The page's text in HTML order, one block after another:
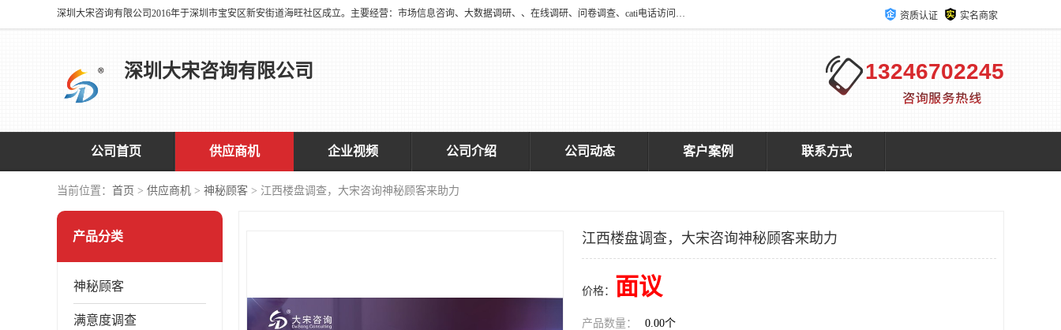
深圳大宋咨询有限公司2016年于深圳市宝安区新安街道海旺社区成立。主要经营：市场信息咨询、大数据调研、、在线调研、问卷调查、cati电话访问、神秘顾客调查、广告效果评估、消费者调查、大数据采集分析等，从事广告业务、国内贸易、数据采集、数据处理；公共文明测评。 资质认证 实名商家
深圳大宋咨询有限公司 13246702245
公司首页 供应商机 企业视频 公司介绍 公司动态 客户案例 联系方式
当前位置： 首页 > 供应商机 > 神秘顾客 > 江西楼盘调查，大宋咨询神秘顾客来助力
产品分类
神秘顾客
满意度调查
江西楼盘调查，大宋咨询神秘顾客来助力
价格： 面议
产品数量： 0.00个